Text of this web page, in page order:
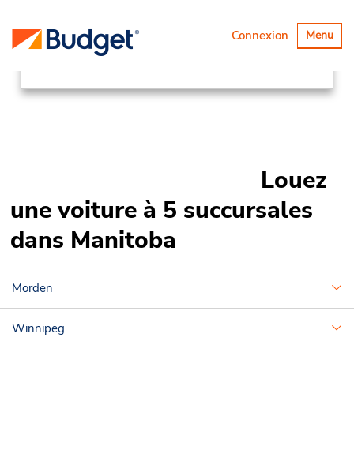
Basculer
la
Menu
Connexion
Succursales
Canada & USA
Canada
Manitoba
Louez
une voiture à 5 succursales
dans Manitoba
Morden
Winnipeg